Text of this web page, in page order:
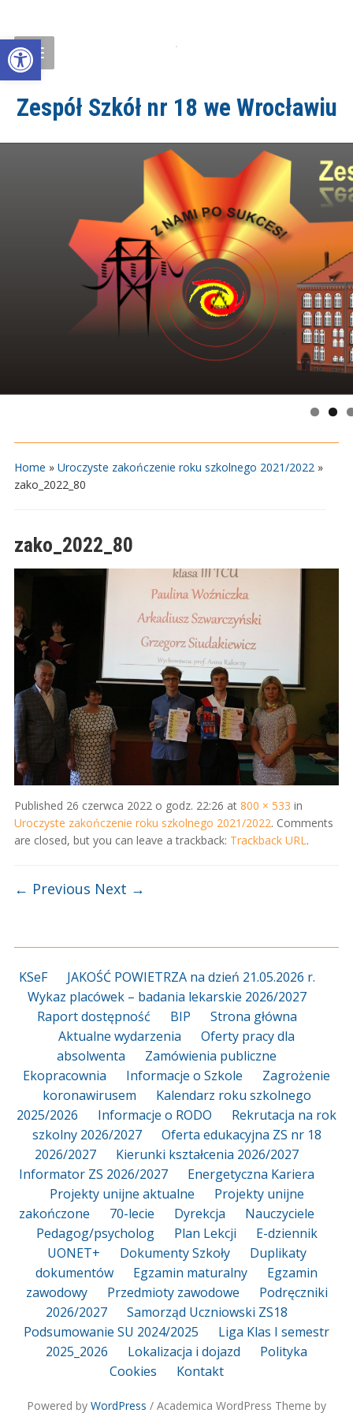
Open toolbar
Zespół Szkół nr 18 we Wrocławiu
Home » Uroczyste zakończenie roku szkolnego 2021/2022»
zako_2022_80
zako_2022_80
Published 26 czerwca 2022 o godz. 22:26 at 800 × 533 in
Uroczyste zakończenie roku szkolnego 2021/2022. Comments
are closed, but you can leave a trackback: Trackback URL .
← Previous Next →
KSeF
JAKOŚĆ POWIETRZA na dzień 21.05.2026 r.
Wykaz placówek – badania lekarskie 2026/2027
Raport dostępność
BIP
Strona główna
Aktualne wydarzenia
Oferty pracy dla
absolwenta
Zamówienia publiczne
Ekopracownia
Informacje o Szkole
Zagrożenie
koronawirusem
Kalendarz roku szkolnego
2025/2026
Informacje o RODO
Rekrutacja na rok
szkolny 2026/2027
Oferta edukacyjna ZS nr 18
2026/2027
Kierunki kształcenia 2026/2027
Informator ZS 2026/2027
Energetyczna Kariera
Projekty unijne aktualne
Projekty unijne
zakończone
70-lecie Dyrekcja
Nauczyciele
Pedagog/psycholog
Plan Lekcji
E-dziennik
UONET+
Dokumenty Szkoły
Duplikaty
dokumentów
Egzamin maturalny
Egzamin
zawodowy
Przedmioty zawodowe
Podręczniki
2026/2027
Samorząd Uczniowski ZS18
Podsumowanie SU 2024/2025
Liga Klas I semestr
2025_2026
Lokalizacja i dojazd
Polityka
Cookies
Kontakt
Powered by WordPress / Academica WordPress Theme by